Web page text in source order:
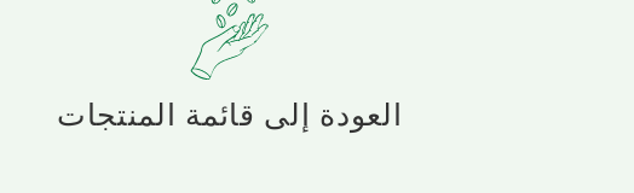
العودة إلى قائمة المنتجات